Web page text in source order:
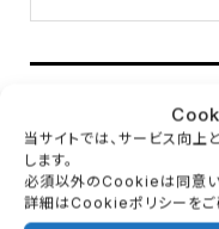
当サイトでは、サービス向
します。
必須以外のCookieは同意い
詳細はCookieポリシーをご
ブログ：アーカイブ